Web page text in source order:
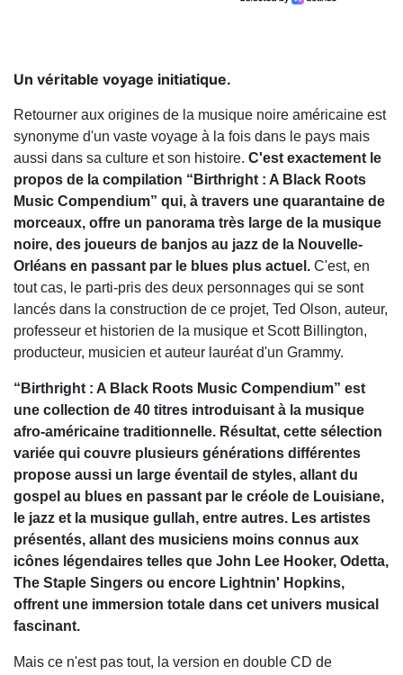
Un véritable voyage initiatique.
Retourner aux origines de la musique noire américaine est
synonyme d'un vaste voyage à la fois dans le pays mais
aussi dans sa culture et son histoire. C'est exactement le
propos de la compilation “Birthright : A Black Roots
Music Compendium” qui, à travers une quarantaine de
morceaux, offre un panorama très large de la musique
noire, des joueurs de banjos au jazz de la Nouvelle-
Orléans en passant par le blues plus actuel. C'est, en
tout cas, le parti-pris des deux personnages qui se sont
lancés dans la construction de ce projet, Ted Olson, auteur,
professeur et historien de la musique et Scott Billington,
producteur, musicien et auteur lauréat d'un Grammy.
“Birthright : A Black Roots Music Compendium” est
une collection de 40 titres introduisant à la musique
afro-américaine traditionnelle. Résultat, cette sélection
variée qui couvre plusieurs générations différentes
propose aussi un large éventail de styles, allant du
gospel au blues en passant par le créole de Louisiane,
le jazz et la musique gullah, entre autres. Les artistes
présentés, allant des musiciens moins connus aux
icônes légendaires telles que John Lee Hooker, Odetta,
The Staple Singers ou encore Lightnin' Hopkins,
offrent une immersion totale dans cet univers musical
fascinant.
Mais ce n'est pas tout, la version en double CD de